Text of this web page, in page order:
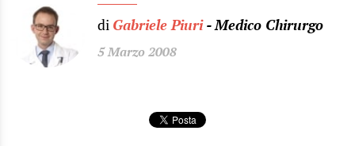
di Gabriele Piuri - Medico Chirurgo
5 Marzo 2008